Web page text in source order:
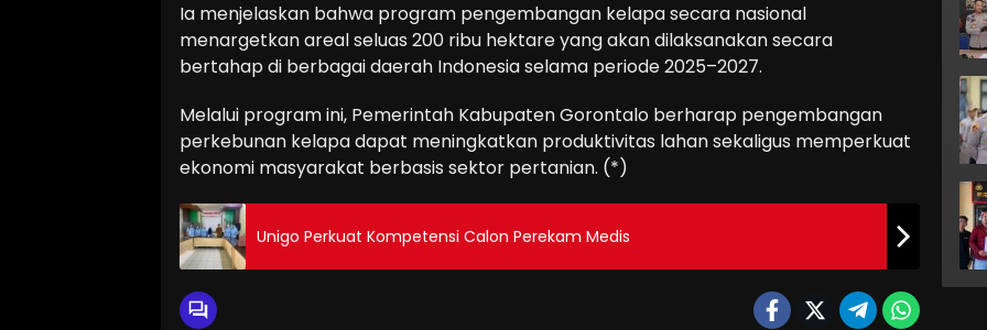
Ia menjelaskan bahwa program pengembangan kelapa secara nasional
menargetkan areal seluas 200 ribu hektare yang akan dilaksanakan secara
bertahap di berbagai daerah Indonesia selama periode 2025–2027.
Melalui program ini, Pemerintah Kabupaten Gorontalo berharap pengembangan
perkebunan kelapa dapat meningkatkan produktivitas lahan sekaligus memperkuat
ekonomi masyarakat berbasis sektor pertanian. (*)
Unigo Perkuat Kompetensi Calon Perekam Medis